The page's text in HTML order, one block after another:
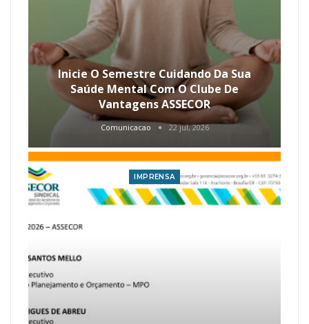
Inicie O Semestre Cuidando Da Sua
Saúde Mental Com O Clube De
Vantagens ASSECOR
Comunicacao 22 jul, 2026
IMPRENSA